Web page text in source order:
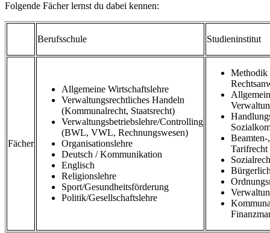
Folgende Fächer lernst du dabei kennen:
Berufsschule Studieninstitut
Fächer
Allgemeine Wirtschaftslehre
Verwaltungsrechtliches Handeln
(Kommunalrecht, Staatsrecht)
Verwaltungsbetriebslehre/Controlling
(BWL, VWL, Rechnungswesen)
Organisationslehre
Deutsch / Kommunikation
Englisch
Religionslehre
Sport/Gesundheitsförderung
Politik/Gesellschaftslehre
Methodik
Tarifrecht